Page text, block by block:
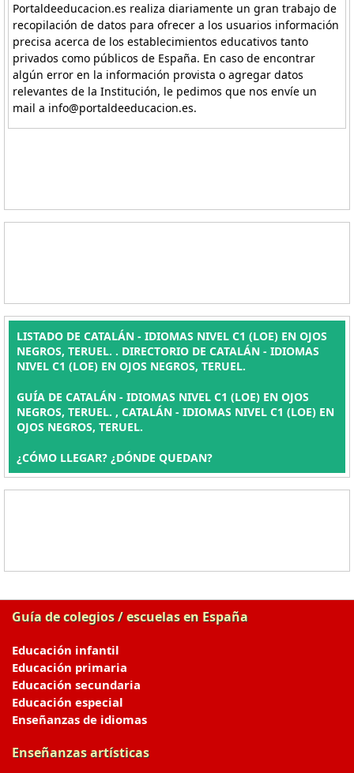
Portaldeeducacion.es realiza diariamente un gran trabajo de
recopilación de datos para ofrecer a los usuarios información
precisa acerca de los establecimientos educativos tanto
privados como públicos de España. En caso de encontrar
algún error en la información provista o agregar datos
relevantes de la Institución, le pedimos que nos envíe un
mail a info@portaldeeducacion.es.
LISTADO DE CATALÁN - IDIOMAS NIVEL C1 (LOE) EN OJOS
NEGROS, TERUEL. . DIRECTORIO DE CATALÁN - IDIOMAS
NIVEL C1 (LOE) EN OJOS NEGROS, TERUEL.
GUÍA DE CATALÁN - IDIOMAS NIVEL C1 (LOE) EN OJOS
NEGROS, TERUEL. , CATALÁN - IDIOMAS NIVEL C1 (LOE) EN
OJOS NEGROS, TERUEL.
¿CÓMO LLEGAR? ¿DÓNDE QUEDAN?
Guía de colegios / escuelas en España
Educación infantil
Educación primaria
Educación secundaria
Educación especial
Enseñanzas de idiomas
Enseñanzas artísticas